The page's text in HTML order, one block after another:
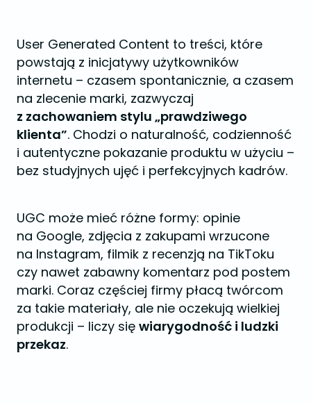
User Generated Content to treści, które
powstają z inicjatywy użytkowników
internetu – czasem spontanicznie, a czasem
na zlecenie marki, zazwyczaj
z zachowaniem stylu „prawdziwego
klienta”. Chodzi o naturalność, codzienność
i autentyczne pokazanie produktu w użyciu –
bez studyjnych ujęć i perfekcyjnych kadrów.
UGC może mieć różne formy: opinie
na Google, zdjęcia z zakupami wrzucone
na Instagram, filmik z recenzją na TikToku
czy nawet zabawny komentarz pod postem
marki. Coraz częściej firmy płacą twórcom
za takie materiały, ale nie oczekują wielkiej
produkcji – liczy się wiarygodność i ludzki
przekaz.